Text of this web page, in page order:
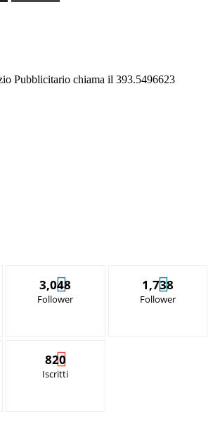
Pubblicitario chiama il 393.5496623
3,048
Follower
1,738
Follower
820
Iscritti